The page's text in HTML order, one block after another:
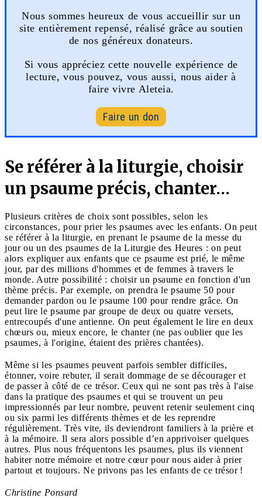
Nous sommes heureux de vous accueillir sur un
site entièrement repensé, réalisé grâce au soutien
de nos généreux donateurs.
Si vous appréciez cette nouvelle expérience de
lecture, vous pouvez, vous aussi, nous aider à
faire vivre Aleteia.
Faire un don
Se référer à la liturgie, choisir
un psaume précis, chanter…
Plusieurs critères de choix sont possibles, selon les
circonstances, pour prier les psaumes avec les enfants. On peut
se référer à la liturgie, en prenant le psaume de la messe du
jour ou un des psaumes de la Liturgie des Heures : on peut
alors expliquer aux enfants que ce psaume est prié, le même
jour, par des millions d'hommes et de femmes à travers le
monde. Autre possibilité : choisir un psaume en fonction d'un
thème précis. Par exemple, on prendra le psaume 50 pour
demander pardon ou le psaume 100 pour rendre grâce. On
peut lire le psaume par groupe de deux ou quatre versets,
entrecoupés d'une antienne. On peut également le lire en deux
chœurs ou, mieux encore, le chanter (ne pas oublier que les
psaumes, à l'origine, étaient des prières chantées).
Même si les psaumes peuvent parfois sembler difficiles,
étonner, voire rebuter, il serait dommage de se décourager et
de passer à côté de ce trésor. Ceux qui ne sont pas très à l'aise
dans la pratique des psaumes et qui se trouvent un peu
impressionnés par leur nombre, peuvent retenir seulement cinq
ou six parmi les différents thèmes et de les reprendre
régulièrement. Très vite, ils deviendront familiers à la prière et
à la mémoire. Il sera alors possible d’en apprivoiser quelques
autres. Plus nous fréquentons les psaumes, plus ils viennent
habiter notre mémoire et notre cœur pour nous aider à prier
partout et toujours. Ne privons pas les enfants de ce trésor !
Christine Ponsard